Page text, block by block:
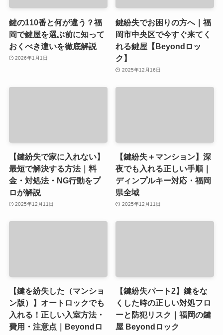
鍵の110番と何が違う？福
岡で鍵屋を選ぶ前に知って
おくべき違いを徹底解説
2026年1月1日
鍵紛失でお困りの方へ｜福
岡市中央区で今すぐ来てく
れる鍵屋【Beyondロッ
ク】
2025年12月16日
【鍵紛失で家に入れない】
最短で解決する方法｜料
金・対処法・NG行動をプ
ロが解説
2025年12月11日
【鍵紛失＋マンション】深
夜でも入れる正しい手順｜
ディンプルキー対応・福岡
県全域
2025年12月11日
【鍵を紛失した（マンショ
ン版）】オートロックでも
入れる！正しい入室方法・
費用・注意点｜Beyondロ
【鍵紛失パート2】鍵をな
くした時の正しい対処フロ
ーと防犯リスク｜福岡の鍵
屋 Beyondロック